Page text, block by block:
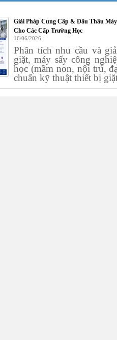
Giải Pháp Cung Cấp & Đấu Thầu
Cho Các Cấp Trường Học
16/06/2026
Phân tích nhu cầu và
giặt, máy sấy công
học (mầm non, nội trú,
chuẩn kỹ thuật thiết bị